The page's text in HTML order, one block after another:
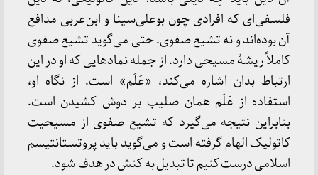
فلسفی‌ای که افرادی چون بوعلی‌سینا و ابن‌عربی مدافع
آن بوده‌اند و نه تشیع صفوی. حتی می‌گوید تشیع صفوی
کاملاً ریشۀ مسیحی دارد. از جمله نمادهایی که او در این
ارتباط بدان اشاره می‌کند، «عَلَم» است. از نگاه او،
استفاده از عَلَم همان صلیب بر دوش کشیدن است.
بنابراین نتیجه می‌گیرد که تشیع صفوی از مسیحیت
کاتولیک الهام گرفته است و می‌گوید باید پروتستانتیسم
اسلامی درست کنیم تا تبدیل به کنش در هدف شود.